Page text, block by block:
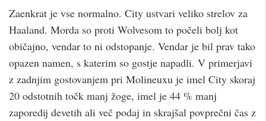
Zaenkrat je vse normalno. City ustvari veliko strelov za
Haaland. Morda so proti Wolvesom to počeli bolj kot
običajno, vendar to ni odstopanje. Vendar je bil prav tako
opazen namen, s katerim so gostje napadli. V primerjavi
z zadnjim gostovanjem pri Molineuxu je imel City skoraj
20 odstotnih točk manj žoge, imel je 44 % manj
zaporedij devetih ali več podaj in skrajšal povprečni čas z